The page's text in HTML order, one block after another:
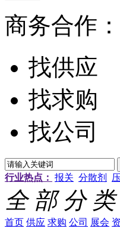
商务合作：
找供应
找求购
找公司
行业热点： 报关 分散剂
全 部 分 类
首页 供应 求购 公司 展会